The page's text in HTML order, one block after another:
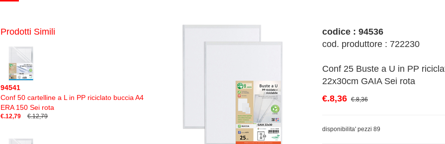
Prodotti Simili
94541
Conf 50 cartelline a L in PP riciclato buccia A4
ERA 150 Sei rota
€.12,79 €.12,79
codice : 94536
cod. produttore : 722230
Conf 25 Buste a U in PP
22x30cm GAIA Sei rota
€.8,36 €.8,36
disponibilita' pezzi 89